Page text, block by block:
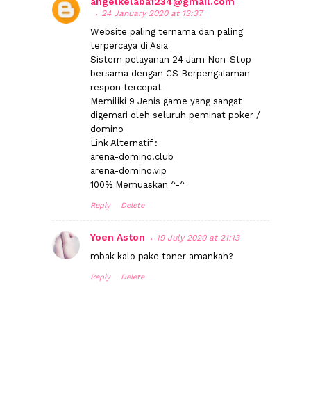
24 January 2020 at 13:37
Website paling ternama dan paling
terpercaya di Asia
Sistem pelayanan 24 Jam Non-Stop
bersama dengan CS Berpengalaman
respon tercepat
Memiliki 9 Jenis game yang sangat
digemari oleh seluruh peminat poker /
domino
Link Alternatif :
arena-domino.club
arena-domino.vip
100% Memuaskan ^-^
Reply Delete
Yoen Aston 19 July 2020 at 21:13
mbak kalo pake toner amankah?
Reply Delete